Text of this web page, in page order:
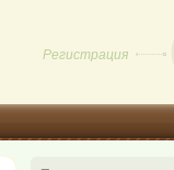
Регистрация